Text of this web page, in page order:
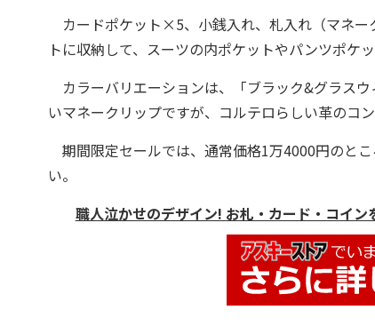
カードポケット×5、小銭入れ、札入れ（マネー
トに収納して、スーツの内ポケットやパンツポケ
カラーバリエーションは、「ブラック&グラス
いマネークリップですが、コルテロらしい革のコ
期間限定セールでは、通常価格1万4000円のと
い。
職人泣かせのデザイン! お札・カード・コイ